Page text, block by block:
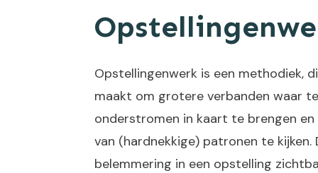
Opstellingenwerk is een methodiek,
maakt om grotere verbanden waar
onderstromen in kaart te brengen en
van (hardnekkige) patronen te kijken.
belemmering in een opstelling